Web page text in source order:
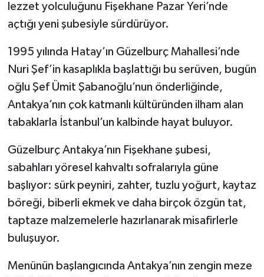
lezzet yolculuğunu Fişekhane Pazar Yeri’nde
açtığı yeni şubesiyle sürdürüyor.
1995 yılında Hatay’ın Güzelburç Mahallesi’nde
Nuri Şef’in kasaplıkla başlattığı bu serüven, bugün
oğlu Şef Ümit Şabanoğlu’nun önderliğinde,
Antakya’nın çok katmanlı kültüründen ilham alan
tabaklarla İstanbul’un kalbinde hayat buluyor.
Güzelburç Antakya’nın Fişekhane şubesi,
sabahları yöresel kahvaltı sofralarıyla güne
başlıyor: sürk peyniri, zahter, tuzlu yoğurt, kaytaz
böreği, biberli ekmek ve daha birçok özgün tat,
taptaze malzemelerle hazırlanarak misafirlerle
buluşuyor.
Menünün başlangıcında Antakya’nın zengin meze